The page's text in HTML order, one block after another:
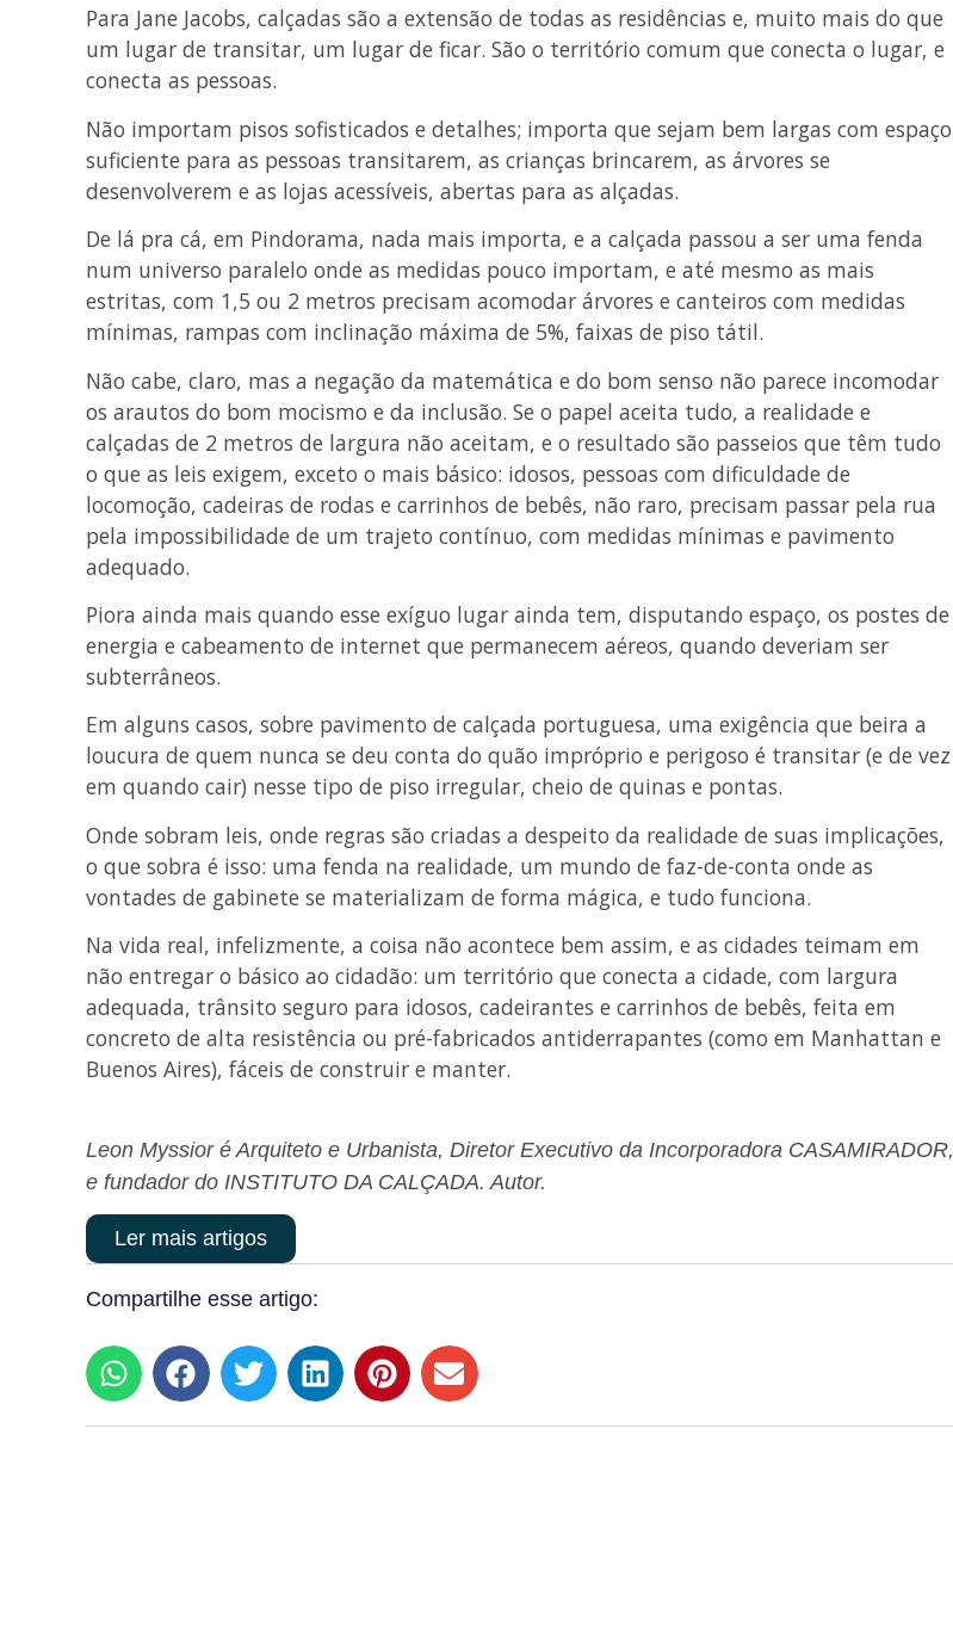
Para Jane Jacobs, calçadas são a extensão de todas as residências e, muito mais do que
um lugar de transitar, um lugar de ficar. São o território comum que conecta o lugar, e
conecta as pessoas.
Não importam pisos sofisticados e detalhes; importa que sejam bem largas com espaço
suficiente para as pessoas transitarem, as crianças brincarem, as árvores se
desenvolverem e as lojas acessíveis, abertas para as alçadas.
De lá pra cá, em Pindorama, nada mais importa, e a calçada passou a ser uma fenda
num universo paralelo onde as medidas pouco importam, e até mesmo as mais
estritas, com 1,5 ou 2 metros precisam acomodar árvores e canteiros com medidas
mínimas, rampas com inclinação máxima de 5%, faixas de piso tátil.
Não cabe, claro, mas a negação da matemática e do bom senso não parece incomodar
os arautos do bom mocismo e da inclusão. Se o papel aceita tudo, a realidade e
calçadas de 2 metros de largura não aceitam, e o resultado são passeios que têm tudo
o que as leis exigem, exceto o mais básico: idosos, pessoas com dificuldade de
locomoção, cadeiras de rodas e carrinhos de bebês, não raro, precisam passar pela rua
pela impossibilidade de um trajeto contínuo, com medidas mínimas e pavimento
adequado.
Piora ainda mais quando esse exíguo lugar ainda tem, disputando espaço, os postes de
energia e cabeamento de internet que permanecem aéreos, quando deveriam ser
subterrâneos.
Em alguns casos, sobre pavimento de calçada portuguesa, uma exigência que beira a
loucura de quem nunca se deu conta do quão impróprio e perigoso é transitar (e de vez
em quando cair) nesse tipo de piso irregular, cheio de quinas e pontas.
Onde sobram leis, onde regras são criadas a despeito da realidade de suas implicações,
o que sobra é isso: uma fenda na realidade, um mundo de faz-de-conta onde as
vontades de gabinete se materializam de forma mágica, e tudo funciona.
Na vida real, infelizmente, a coisa não acontece bem assim, e as cidades teimam em
não entregar o básico ao cidadão: um território que conecta a cidade, com largura
adequada, trânsito seguro para idosos, cadeirantes e carrinhos de bebês, feita em
concreto de alta resistência ou pré-fabricados antiderrapantes (como em Manhattan e
Buenos Aires), fáceis de construir e manter.
Leon Myssior é Arquiteto e Urbanista, Diretor Executivo da Incorporadora CASAMIRADOR,
e fundador do INSTITUTO DA CALÇADA. Autor.
Ler mais artigos
Compartilhe esse artigo: